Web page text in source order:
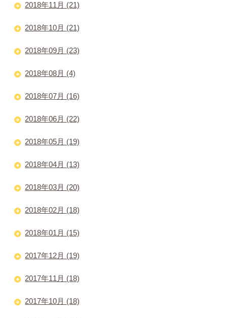
2018年11月 (21)
2018年10月 (21)
2018年09月 (23)
2018年08月 (4)
2018年07月 (16)
2018年06月 (22)
2018年05月 (19)
2018年04月 (13)
2018年03月 (20)
2018年02月 (18)
2018年01月 (15)
2017年12月 (19)
2017年11月 (18)
2017年10月 (18)